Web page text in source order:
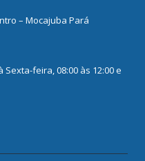
– Mocajuba Pará
feira, 08:00 às 12:00 e